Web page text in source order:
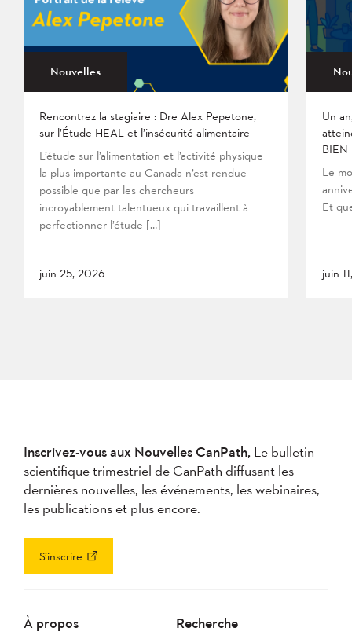
Nouvelles
Rencontrez la stagiaire : Dre Alex Pepetone,
sur l’Étude HEAL et l’insécurité alimentaire
L’étude sur l’alimentation et l’activité physique
la plus importante au Canada n’est rendue
possible que par les chercheurs
incroyablement talentueux qui travaillent à
perfectionner l’étude […]
juin 25, 2026
Un
BIEN
Le
Et
juin
Inscrivez-vous aux Nouvelles CanPath, Le bulletin
scientifique trimestriel de CanPath diffusant les
dernières nouvelles, les événements, les webinaires,
les publications et plus encore.
S’inscrire
À propos Recherche